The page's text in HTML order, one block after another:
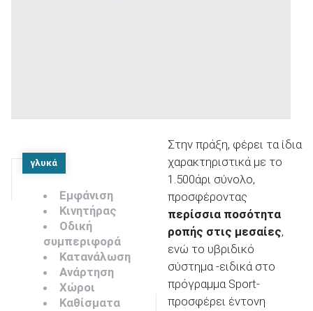
γλυκά
Εμφάνιση
Κινητήρας
Οδική
συμπεριφορά
Κατανάλωση
Ανάρτηση
Χώροι
Καθίσματα
Στην πράξη, φέρει τα ίδια
χαρακτηριστικά με το
1.500άρι σύνολο,
προσφέροντας
περίσσια ποσότητα
ροπής στις μεσαίες,
ενώ το υβριδικό
σύστημα -ειδικά στο
πρόγραμμα Sport-
προσφέρει έντονη